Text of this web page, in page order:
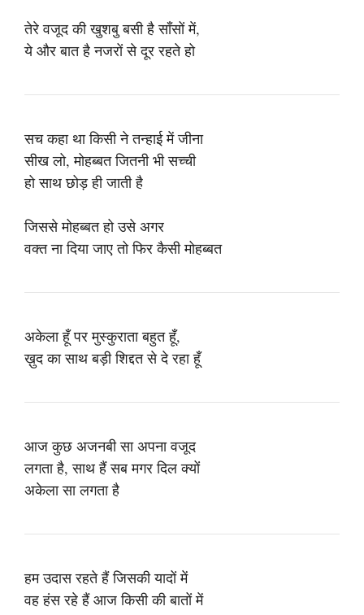
तेरे वजूद की खुशबु बसी है साँसों में,
ये और बात है नजरों से दूर रहते हो
सच कहा था किसी ने तन्हाई में जीना
सीख लो, मोहब्बत जितनी भी सच्ची
हो साथ छोड़ ही जाती है
जिससे मोहब्बत हो उसे अगर
वक्त ना दिया जाए तो फिर कैसी मोहब्बत
अकेला हूँ पर मुस्कुराता बहुत हूँ,
ख़ुद का साथ बड़ी शिद्दत से दे रहा हूँ
आज कुछ अजनबी सा अपना वजूद
लगता है, साथ हैं सब मगर दिल क्यों
अकेला सा लगता है
हम उदास रहते हैं जिसकी यादों में
वह हंस रहे हैं आज किसी की बातों में